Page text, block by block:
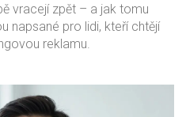
vracejí zpět – a jak tomu
napsané pro lidi, kteří chtějí
reklamu.